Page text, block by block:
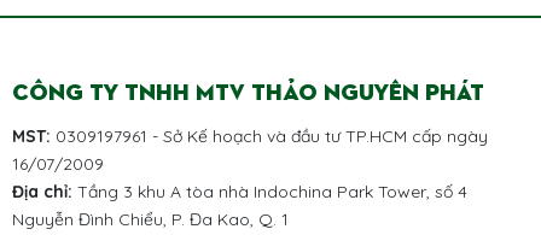
CÔNG TY TNHH MTV THẢO NGUYÊN PHÁT
MST: 0309197961 - Sở Kế hoạch và đầu tư TP.HCM cấp ngày
16/07/2009
Địa chỉ: Tầng 3 khu A tòa nhà Indochina Park Tower, số 4
Nguyễn Đình Chiểu, P. Đa Kao, Q. 1